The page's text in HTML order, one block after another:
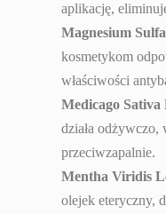
aplikację,
Magnesium
kosmetykom
właściwości
Medicago
działa odżywczo,
przeciwzapalnie.
Mentha Viridis
olejek eteryczny,